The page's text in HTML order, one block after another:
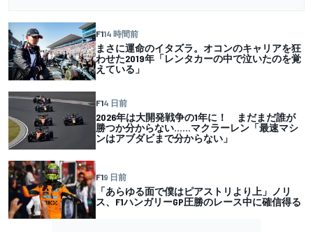
F114 時間前
まさに運命のイタズラ。オコンのキャリアを狂
わせた2019年「レンタカーの中で泣いたのを覚
えている」
F14 日前
2026年は大開発戦争の1年に！ まだまだ誰が
勝つか分からない……マクラーレン「最速マシ
ンはアブダビまで分からない」
F19 日前
「あらゆる面で僕はピアストリより上」ノリ
ス、F1ハンガリーGP圧勝のレース中に確信得る